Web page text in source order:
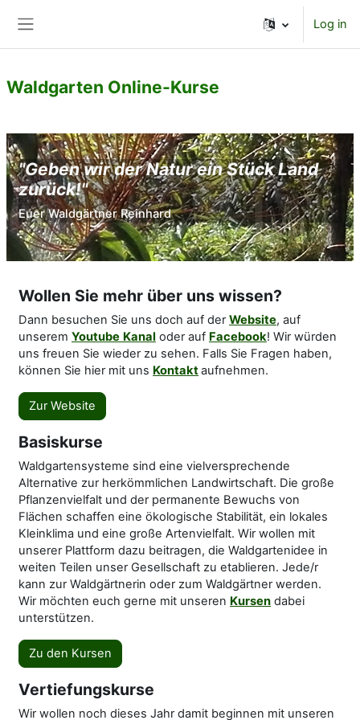
Log in
Waldgarten Online-Kurse
"Geben wir der Natur ein Stück Land
zurück!"
Euer Waldgärtner Reinhard
Wollen Sie mehr über uns wissen?
Dann besuchen Sie uns doch auf derWebsite, auf
unserem Youtube Kanal oder auf Facebook! Wir würden
uns freuen Sie wieder zu sehen. Falls Sie Fragen haben,
können Sie hier mit uns Kontaktaufnehmen.
Zur Website
Basiskurse
Waldgartensysteme sind eine vielversprechende
Alternative zur herkömmlichen Landwirtschaft. Die große
Pflanzenvielfalt und der permanente Bewuchs von
Flächen schaffen eine ökologische Stabilität, ein lokales
Kleinklima und eine große Artenvielfalt. Wir wollen mit
unserer Plattform dazu beitragen, die Waldgartenidee in
weiten Teilen unser Gesellschaft zu etablieren. Jede/r
kann zur Waldgärtnerin oder zum Waldgärtner werden.
Wir möchten euch gerne mit unseren Kursen dabei
unterstützen.
Zu den Kursen
Vertiefungskurse
Wir wollen noch dieses Jahr damit beginnen mit unseren